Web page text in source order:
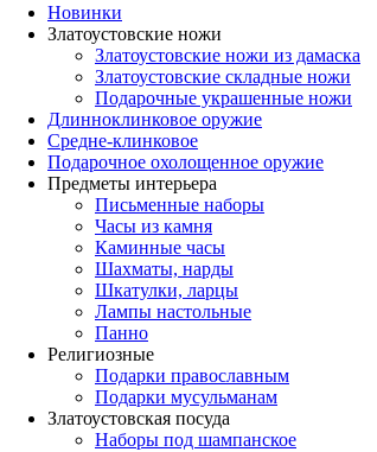
Новинки
Златоустовские ножи
Златоустовские ножи из дамаска
Златоустовские складные ножи
Подарочные украшенные ножи
Длинноклинковое оружие
Средне-клинковое
Подарочное охолощенное оружие
Предметы интерьера
Письменные наборы
Часы из камня
Каминные часы
Шахматы, нарды
Шкатулки, ларцы
Лампы настольные
Панно
Религиозные
Подарки православным
Подарки мусульманам
Златоустовская посуда
Наборы под шампанское